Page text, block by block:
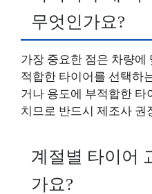
무엇인가요?
가장 중요한 점은 차량에
적합한 타이어를 선택하
거나 용도에 부적합한 타
치므로 반드시 제조사 권
계절별 타이어
가요?